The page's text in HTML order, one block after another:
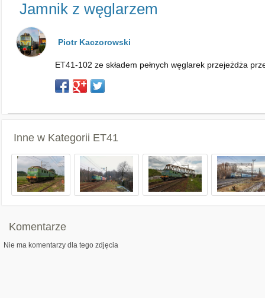
Jamnik z węglarzem
Piotr Kaczorowski
ET41-102 ze składem pełnych węglarek przejeżdża
Inne w Kategorii ET41
Komentarze
Nie ma komentarzy dla tego zdjęcia